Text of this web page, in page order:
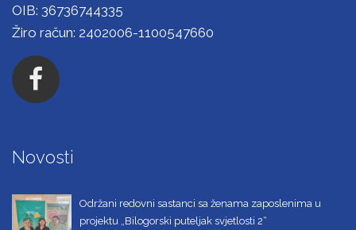
OIB: 36736744335
Žiro račun: 2402006-1100547660
Novosti
Održani redovni sastanci sa ženama zaposlenima u
projektu „Bilogorski puteljak svjetlosti 2“